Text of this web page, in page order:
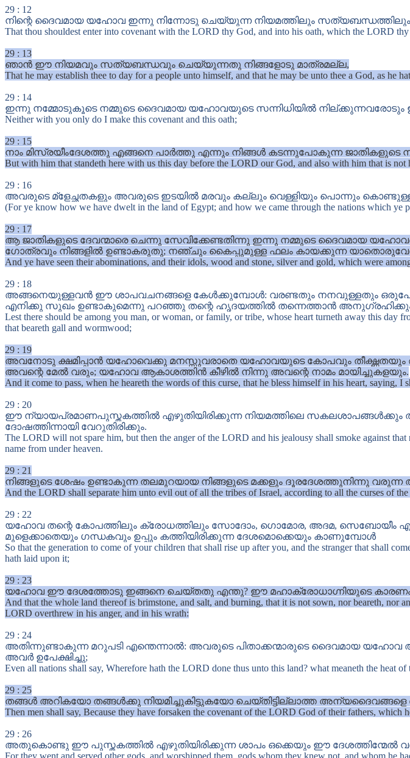
29 : 12
നിന്റെ ദൈവമായ യഹോവ ഇന്നു നിന്നോടു ചെയ്യുന്ന നിയമത്തിലും സത്യബന്ധത്തിലും
That thou shouldest enter into covenant with the LORD thy God, and into his oath, which the LORD
29 : 13
ഞാൻ ഈ നിയമവും സത്യബന്ധവും ചെയ്യുന്നതു നിങ്ങളോടു മാത്രമല്ല,
That he may establish thee to day for a people unto himself, and that he may be unto thee a God, as he
29 : 14
ഇന്നു നമ്മോടുകൂടെ നമ്മുടെ ദൈവമായ യഹോവയുടെ സന്നിധിയിൽ നില്ക്കുന്നവരോടും
Neither with you only do I make this covenant and this oath;
29 : 15
നാം മിസ്രയീംദേശത്തു എങ്ങനെ പാർത്തു എന്നും നിങ്ങൾ കടന്നുപോകുന്ന
But with him that standeth here with us this day before the LORD our God, and also with him that is not
29 : 16
അവരുടെ മ്ളേച്ഛതകളും അവരുടെ ഇടയിൽ മരവും കല്ലും വെള്ളിയും പൊന്നും കൊണ്ടുള്ള
(For ye know how we have dwelt in the land of Egypt; and how we came through the nations which ye
29 : 17
ആ ജാതികളുടെ ദേവന്മാരെ ചെന്നു സേവിക്കേണ്ടതിന്നു ഇന്നു നമ്മുടെ ദൈവമായ
ഗോത്രവും നിങ്ങളിൽ ഉണ്ടാകരുതു; നഞ്ചും കൈപ്പുമുള്ള ഫലം കായക്കുന്ന
And ye have seen their abominations, and their idols, wood and stone, silver and gold, which were
29 : 18
അങ്ങനെയുള്ളവൻ ഈ ശാപവചനങ്ങളെ കേൾക്കുമ്പോൾ: വരണ്ടതും നനവുള്ളതും
എനിക്കു സുഖം ഉണ്ടാകുമെന്നു പറഞ്ഞു തന്റെ ഹൃദയത്തിൽ തന്നെത്താൻ
Lest there should be among you man, or woman, or family, or tribe, whose heart turneth away this day
that beareth gall and wormwood;
29 : 19
അവനോടു ക്ഷമിപ്പാൻ യഹോവെക്കു മനസ്സുവരാതെ യഹോവയുടെ കോപവും തീക്ഷ്ണതയും
അവന്റെ മേൽ വരും; യഹോവ ആകാശത്തിൻ കീഴിൽ നിന്നു അവന്റെ നാമം മായിച്ചുകളയും.
And it come to pass, when he heareth the words of this curse, that he bless himself in his heart, saying,
29 : 20
ഈ ന്യായപ്രമാണപുസ്തകത്തിൽ എഴുതിയിരിക്കുന്ന നിയമത്തിലെ
ദോഷത്തിന്നായി വേറുതിരിക്കും.
The LORD will not spare him, but then the anger of the LORD and his jealousy shall smoke against
name from under heaven.
29 : 21
നിങ്ങളുടെ ശേഷം ഉണ്ടാകുന്ന തലമുറയായ നിങ്ങളുടെ മക്കളും ദൂരദേശത്തുനിന്നു
And the LORD shall separate him unto evil out of all the tribes of Israel, according to all the curses of
29 : 22
യഹോവ തന്റെ കോപത്തിലും ക്രോധത്തിലും സോദോം, ഗൊമോര, അദമ, സെബോയീം
മുളെക്കാതെയും ഗന്ധകവും ഉപ്പും കത്തിയിരിക്കുന്ന ദേശമൊക്കെയും കാണുമ്പോൾ
So that the generation to come of your children that shall rise up after you, and the stranger that shall
hath laid upon it;
29 : 23
യഹോവ ഈ ദേശത്തോടു ഇങ്ങനെ ചെയ്തതു എന്തു? ഈ മഹാക്രോധാഗ്നിയുടെ കാരണം
And that the whole land thereof is brimstone, and salt, and burning, that it is not sown, nor beareth,
LORD overthrew in his anger, and in his wrath:
29 : 24
അതിന്നുണ്ടാകുന്ന മറുപടി എന്തെന്നാൽ: അവരുടെ പിതാക്കന്മാരുടെ ദൈവമായ യഹോവ
അവർ ഉപേക്ഷിച്ചു;
Even all nations shall say, Wherefore hath the LORD done thus unto this land? what meaneth the heat of
29 : 25
തങ്ങൾ അറികയോ തങ്ങൾക്കു നിയമിച്ചുകിട്ടുകയോ ചെയ്തിട്ടില്ലാത്ത
Then men shall say, Because they have forsaken the covenant of the LORD God of their fathers,
29 : 26
അതുകൊണ്ടു ഈ പുസ്തകത്തിൽ എഴുതിയിരിക്കുന്ന ശാപം ഒക്കെയും ഈ ദേശത്തിന്മേൽ
For they went and served other gods, and worshipped them, gods whom they knew not, and whom he